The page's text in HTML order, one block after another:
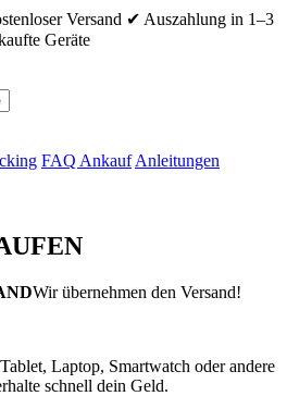
Versand ✔ Auszahlung in 1–3
Geräte
FAQ Ankauf Anleitungen
Wir übernehmen den Versand!
Laptop, Smartwatch oder andere
schnell dein Geld.